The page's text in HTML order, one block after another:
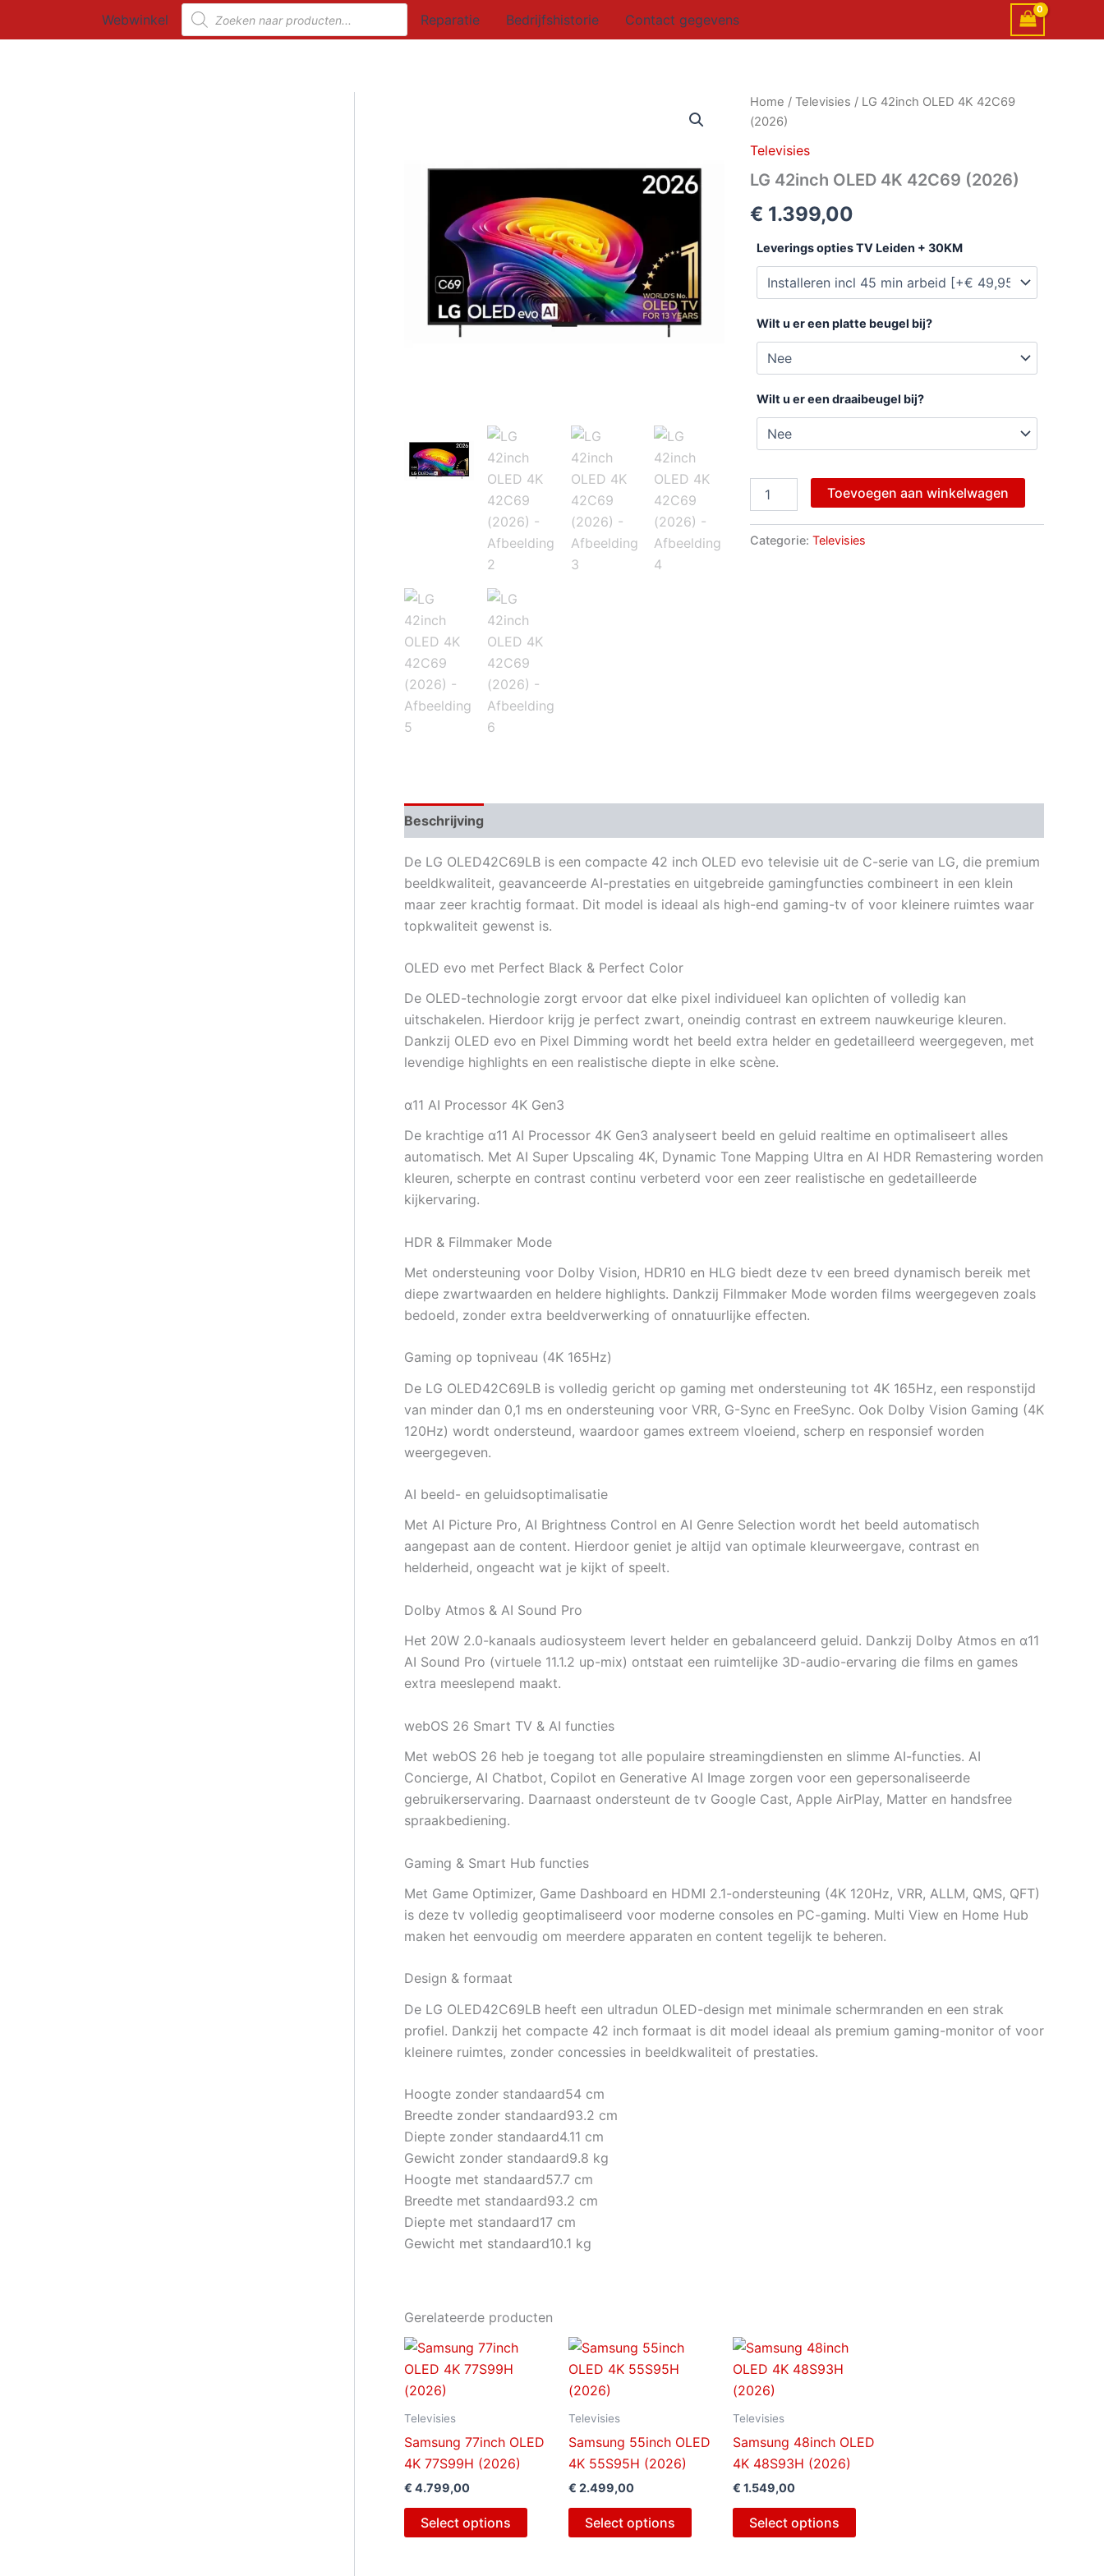
Webwinkel
Producten
zoeken
Reparatie Bedrijfshistorie Contact gegevens
Home / Televisies / LG 42inch OLED 4K 42C69
(2026)
Televisies
LG 42inch OLED 4K 42C69 (2026)
€ 1.399,00
Leverings opties TV Leiden + 30KM
Wilt u er een platte beugel bij?
Wilt u er een draaibeugel bij?
LG
42inch
OLED
4K
(2026)
Toevoegen aan winkelwagen
Categorie: Televisies
Beschrijving
De LG OLED42C69LB is een compacte 42 inch OLED evo televisie uit de C-serie van LG, die premium
beeldkwaliteit, geavanceerde AI-prestaties en uitgebreide gamingfuncties combineert in een klein
maar zeer krachtig formaat. Dit model is ideaal als high-end gaming-tv of voor kleinere ruimtes waar
topkwaliteit gewenst is.
OLED evo met Perfect Black & Perfect Color
De OLED-technologie zorgt ervoor dat elke pixel individueel kan oplichten of volledig kan
uitschakelen. Hierdoor krijg je perfect zwart, oneindig contrast en extreem nauwkeurige kleuren.
Dankzij OLED evo en Pixel Dimming wordt het beeld extra helder en gedetailleerd weergegeven, met
levendige highlights en een realistische diepte in elke scène.
α11 AI Processor 4K Gen3
De krachtige α11 AI Processor 4K Gen3 analyseert beeld en geluid realtime en optimaliseert alles
automatisch. Met AI Super Upscaling 4K, Dynamic Tone Mapping Ultra en AI HDR Remastering worden
kleuren, scherpte en contrast continu verbeterd voor een zeer realistische en gedetailleerde
kijkervaring.
HDR & Filmmaker Mode
Met ondersteuning voor Dolby Vision, HDR10 en HLG biedt deze tv een breed dynamisch bereik met
diepe zwartwaarden en heldere highlights. Dankzij Filmmaker Mode worden films weergegeven zoals
bedoeld, zonder extra beeldverwerking of onnatuurlijke effecten.
Gaming op topniveau (4K 165Hz)
De LG OLED42C69LB is volledig gericht op gaming met ondersteuning tot 4K 165Hz, een responstijd
van minder dan 0,1 ms en ondersteuning voor VRR, G-Sync en FreeSync. Ook Dolby Vision Gaming (4K
120Hz) wordt ondersteund, waardoor games extreem vloeiend, scherp en responsief worden
weergegeven.
AI beeld- en geluidsoptimalisatie
Met AI Picture Pro, AI Brightness Control en AI Genre Selection wordt het beeld automatisch
aangepast aan de content. Hierdoor geniet je altijd van optimale kleurweergave, contrast en
helderheid, ongeacht wat je kijkt of speelt.
Dolby Atmos & AI Sound Pro
Het 20W 2.0-kanaals audiosysteem levert helder en gebalanceerd geluid. Dankzij Dolby Atmos en α11
AI Sound Pro (virtuele 11.1.2 up-mix) ontstaat een ruimtelijke 3D-audio-ervaring die films en games
extra meeslepend maakt.
webOS 26 Smart TV & AI functies
Met webOS 26 heb je toegang tot alle populaire streamingdiensten en slimme AI-functies. AI
Concierge, AI Chatbot, Copilot en Generative AI Image zorgen voor een gepersonaliseerde
gebruikerservaring. Daarnaast ondersteunt de tv Google Cast, Apple AirPlay, Matter en handsfree
spraakbediening.
Gaming & Smart Hub functies
Met Game Optimizer, Game Dashboard en HDMI 2.1-ondersteuning (4K 120Hz, VRR, ALLM, QMS, QFT)
is deze tv volledig geoptimaliseerd voor moderne consoles en PC-gaming. Multi View en Home Hub
maken het eenvoudig om meerdere apparaten en content tegelijk te beheren.
Design & formaat
De LG OLED42C69LB heeft een ultradun OLED-design met minimale schermranden en een strak
profiel. Dankzij het compacte 42 inch formaat is dit model ideaal als premium gaming-monitor of voor
kleinere ruimtes, zonder concessies in beeldkwaliteit of prestaties.
Hoogte zonder standaard54 cm
Breedte zonder standaard93.2 cm
Diepte zonder standaard4.11 cm
Gewicht zonder standaard9.8 kg
Hoogte met standaard57.7 cm
Breedte met standaard93.2 cm
Diepte met standaard17 cm
Gewicht met standaard10.1 kg
Gerelateerde producten
Televisies
Samsung 77inch OLED
4K 77S99H (2026)
€ 4.799,00
Select options
Televisies
Samsung 55inch OLED
4K 55S95H (2026)
€ 2.499,00
Select options
Televisies
Samsung 48inch OLED
4K 48S93H (2026)
€ 1.549,00
Select options